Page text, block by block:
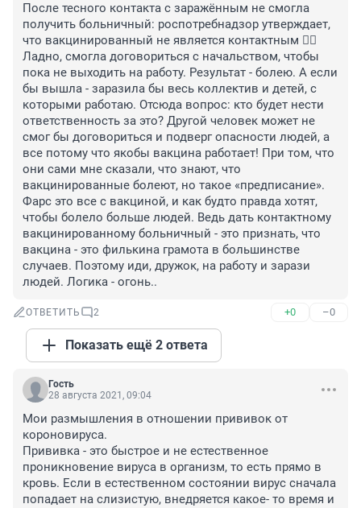
После тесного контакта с заражённым не смогла
получить больничный: роспотребнадзор утверждает,
что вакцинированный не является контактным 👍🏻
Ладно, смогла договориться с начальством, чтобы
пока не выходить на работу. Результат - болею. А если
бы вышла - заразила бы весь коллектив и детей, с
которыми работаю. Отсюда вопрос: кто будет нести
ответственность за это? Другой человек может не
смог бы договориться и подверг опасности людей, а
все потому что якобы вакцина работает! При том, что
они сами мне сказали, что знают, что
вакцинированные болеют, но такое «предписание».
Фарс это все с вакциной, и как будто правда хотят,
чтобы болело больше людей. Ведь дать контактному
вакцинированному больничный - это признать, что
вакцина - это филькина грамота в большинстве
случаев. Поэтому иди, дружок, на работу и зарази
людей. Логика - огонь..
ОТВЕТИТЬ 2 +0 –0
Показать ещё 2 ответа
Гость
28 августа 2021, 09:04
Мои размышления в отношении прививок от
короновируса.
Прививка - это быстрое и не естественное
проникновение вируса в организм, то есть прямо в
кровь. Если в естественном состоянии вирус сначала
попадает на слизистую, внедряется какое- то время и